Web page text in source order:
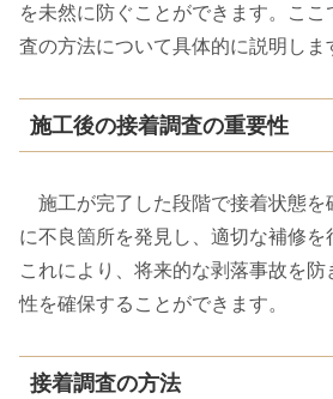
を未然に防ぐことができます。ここ
査の方法について具体的に説明しま
施工後の接着調査の重要性
施工が完了した段階で接着状態を
に不良箇所を発見し、適切な補修を
これにより、将来的な剥落事故を防
性を確保することができます。
接着調査の方法